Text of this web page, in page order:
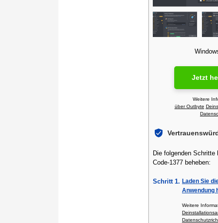
Jetzt
Weitere
über Outbyte
Die folgenden Schritte
Code-1377 beheben:
Schritt 1. Laden Sie
Anwendung
Weitere